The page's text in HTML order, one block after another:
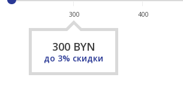
300BYN
до 3% скидки
300 400